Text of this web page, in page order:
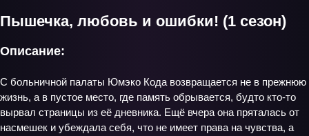
Пышечка, любовь и ошибки! (1 сезон)
Описание:
С больничной палаты Юмэко Кода возвращается не в прежнюю
жизнь, а в пустое место, где память обрывается, будто кто‑то
вырвал страницы из её дневника. Ещё вчера она пряталась от
насмешек и убеждала себя, что не имеет права на чувства, а